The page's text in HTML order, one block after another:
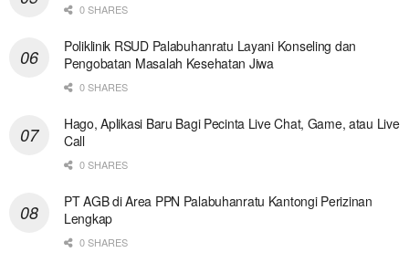
0 SHARES
Poliklinik RSUD Palabuhanratu Layani Konseling dan
Pengobatan Masalah Kesehatan Jiwa
0 SHARES
Hago, Aplikasi Baru Bagi Pecinta Live Chat, Game, atau Live
Call
0 SHARES
PT AGB di Area PPN Palabuhanratu Kantongi Perizinan
Lengkap
0 SHARES